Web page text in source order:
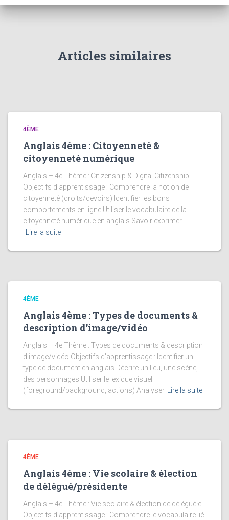
Articles similaires
4ÈME
Anglais 4ème : Citoyenneté &
citoyenneté numérique
Anglais – 4e Thème : Citizenship & Digital Citizenship
Objectifs d’apprentissage : Comprendre la notion de
citoyenneté (droits/devoirs) Identifier les bons
comportements en ligne Utiliser le vocabulaire de la
citoyenneté numérique en anglais Savoir exprimer
Lire la suite
4ÈME
Anglais 4ème : Types de documents &
description d’image/vidéo
Anglais – 4e Thème : Types de documents & description
d’image/vidéo Objectifs d’apprentissage : Identifier un
type de document en anglais Décrire un lieu, une scène,
des personnages Utiliser le lexique visuel
(foreground/background, actions) Analyser Lire la suite
4ÈME
Anglais 4ème : Vie scolaire & élection
de délégué/présidente
Anglais – 4e Thème : Vie scolaire & élection de délégué·e
Objectifs d’apprentissage : Comprendre le vocabulaire lié